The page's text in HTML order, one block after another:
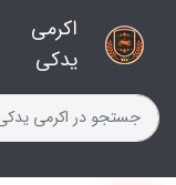
اکرمی
یدکی